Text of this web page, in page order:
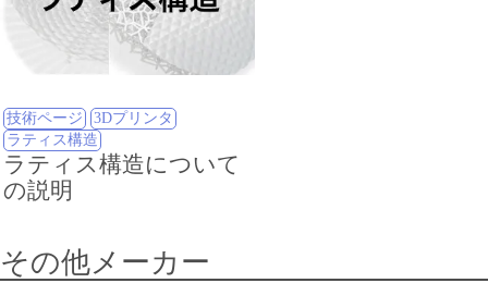
技術ページ
3Dプリンタ
ラティス構造
ラティス構造について
の説明
その他メーカー